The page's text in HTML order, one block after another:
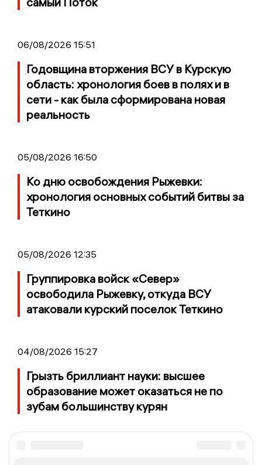
06/08/2026 15:51
Годовщина вторжения ВСУ в Курскую
область: хронология боев в полях и в
сети - как была сформирована новая
реальность
05/08/2026 16:50
Ко дню освобождения Рыжевки:
хронология основных событий битвы за
Теткино
05/08/2026 12:35
Группировка войск «Север»
освободила Рыжевку, откуда ВСУ
атаковали курский поселок Теткино
04/08/2026 15:27
Грызть бриллиант науки: высшее
образование может оказаться не по
зубам большинству курян